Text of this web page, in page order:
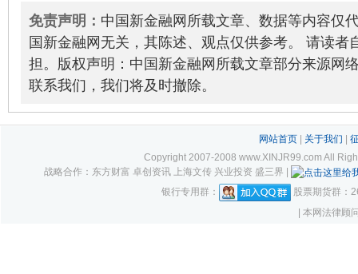
知识竞赛荣获团体二等奖2022-09-22
免责声明： 中国新金融网所载文章、数据等内容仅
国新金融网无关，其陈述、观点仅供参考。 请读者
担。版权声明：中国新金融网所载文章部分来源网
联系我们，我们将及时撤除。
网站首页| 关于我们
Copyright 2007-2008 www.XINJR99.com All
战略合作：东方财富 卓创资讯 上海文传 兴业投资 盛三界 |
银行专用群：
股票期货群：
| 本网法律顾